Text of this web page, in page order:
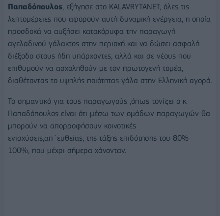
Παπαδόπουλος, εξήγησε στο KALAVRYTANET, όλες τις
λεπτομέρειες που αφορούν αυτή δυναμική ενέργεια, η οποία
προσδοκά να αυξήσει κατακόρυφα την παραγωγή
αγελαδινού γάλακτος στην περιοχή και να δώσει ασφαλή
διέξοδο στους ήδη υπάρχοντες, αλλά και σε νέους που
επιθυμούν να ασχοληθούν με τον πρωτογενή τομέα,
διαθέτοντας το υψηλής ποιότητας γάλα στην Ελληνική αγορά.
Το σημαντικό για τους παραγωγούς ,όπως τονίζει ο κ.
Παπαδόπουλος είναι ότι μέσω των ομάδων παραγωγών θα
μπορούν να απορροφήσουν κοινοτικές
ενισχύσεις,απ΄ευθείας, της τάξης επιδότησης του 80%-
100%, που μέχρι σήμερα χάνονταν.